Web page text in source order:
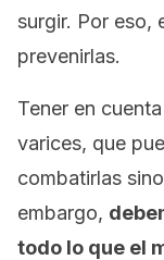
surgir. Por eso,
prevenirlas.
Tener en
varices, que
combatirlas
embargo,
todo lo que el